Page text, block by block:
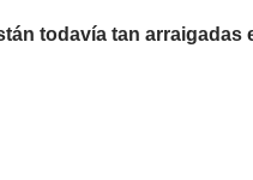
todavía tan